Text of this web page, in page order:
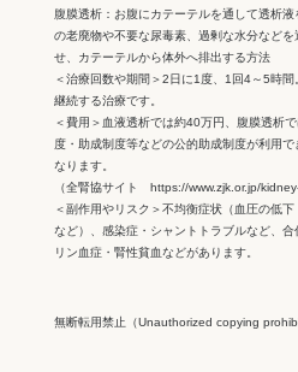
腹膜透析：お腹にカテーテルを通して透析
の老廃物や不要な尿毒素、過剰な水分など
せ、カテーテルから体外へ排出する方法
＜治療回数や期間＞2日に1度、1回4～5時
継続する治療です。
＜費用＞血液透析では約40万円、腹膜透析
度・助成制度等などの公的助成制度が利用
なります。
（全腎協サイト https://www.zjk.or.jp/
＜副作用やリスク＞不均衡症状（血圧の低
など）、感染症・シャントトラブルなど、
リン血症・腎性貧血などがあります。
無断転用禁止（Unauthorized copying